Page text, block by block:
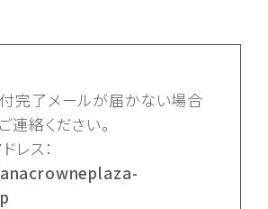
完了メールが届かない場合
連絡ください。
レス：